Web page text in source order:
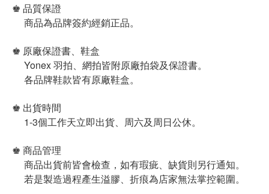
♚ 品質保證
商品為品牌簽約經銷正品。
♚ 原廠保證書、鞋盒
Yonex 羽拍、網拍皆附原廠拍袋及保證書。
各品牌鞋款皆有原廠鞋盒。
♚ 出貨時間
1-3個工作天立即出貨、周六及周日公休。
♚ 商品管理
商品出貨前皆會檢查，如有瑕疵、缺貨則另行通知。
若是製造過程產生溢膠、折痕為店家無法掌控範圍。